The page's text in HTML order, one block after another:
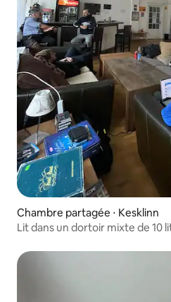
Chambre partagée ⋅ Kesklinn
Lit dans un dortoir mixte de 10